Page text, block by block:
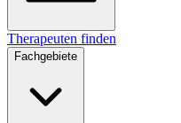
Therapeuten finden
Fachgebiete